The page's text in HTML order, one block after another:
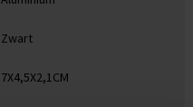
Zwart
7X4,5X2,1CM